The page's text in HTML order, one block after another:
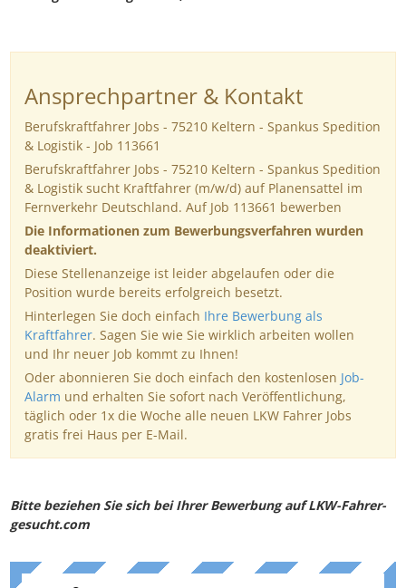
Ansprechpartner & Kontakt
Berufskraftfahrer Jobs - 75210 Keltern - Spankus Spedition
& Logistik - Job 113661
Berufskraftfahrer Jobs - 75210 Keltern - Spankus Spedition
& Logistik sucht Kraftfahrer (m/w/d) auf Planensattel im
Fernverkehr Deutschland. Auf Job 113661 bewerben
Die Informationen zum Bewerbungsverfahren wurden
deaktiviert.
Diese Stellenanzeige ist leider abgelaufen oder die
Position wurde bereits erfolgreich besetzt.
Hinterlegen Sie doch einfach Ihre Bewerbung als
Kraftfahrer. Sagen Sie wie Sie wirklich arbeiten wollen
und Ihr neuer Job kommt zu Ihnen!
Oder abonnieren Sie doch einfach den kostenlosen Job-
Alarm und erhalten Sie sofort nach Veröffentlichung,
täglich oder 1x die Woche alle neuen LKW Fahrer Jobs
gratis frei Haus per E-Mail.
Bitte beziehen Sie sich bei Ihrer Bewerbung auf LKW-Fahrer-
gesucht.com